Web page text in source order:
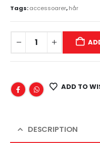
Tags:accessoarer,hår
ADD TO
DESCRIPTION